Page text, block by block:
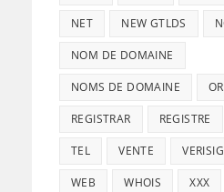
NET NEW GTLDS
NOM DE DOMAINE
NOMS DE DOMAINE
REGISTRAR REGISTRE
TEL VENTE
WEB WHOIS XXX